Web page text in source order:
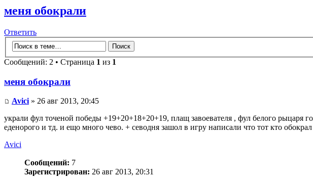
меня обокрали
Ответить
Сообщений: 2 • Страница 1 из 1
меня обокрали
Avici » 26 авг 2013, 20:45
украли фул точеной победы +19+20+18+20+19, плащ завоевателя , фул белого рыцаря
еденорого и тд. и ещо много чево. + севодня зашол в игру написали что тот кто
Avici
Сообщений: 7
Зарегистрирован: 26 авг 2013, 20:31